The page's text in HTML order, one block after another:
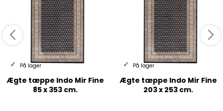
På lager
Ægte tæppe Indo Mir Fine
85 x 353 cm.
På lager
Ægte tæppe Indo Mir Fine
203 x 253 cm.